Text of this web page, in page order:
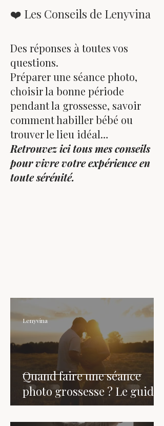
❤️ Les Conseils de Lenyvina
Des réponses à toutes vos
questions.
Préparer une séance photo,
choisir la bonne période
pendant la grossesse, savoir
comment habiller bébé ou
trouver le lieu idéal…
Retrouvez ici tous mes conseils
pour vivre votre expérience en
toute sérénité.
Quand faire une séance
photo grossesse ? Le guide
Lenyvina